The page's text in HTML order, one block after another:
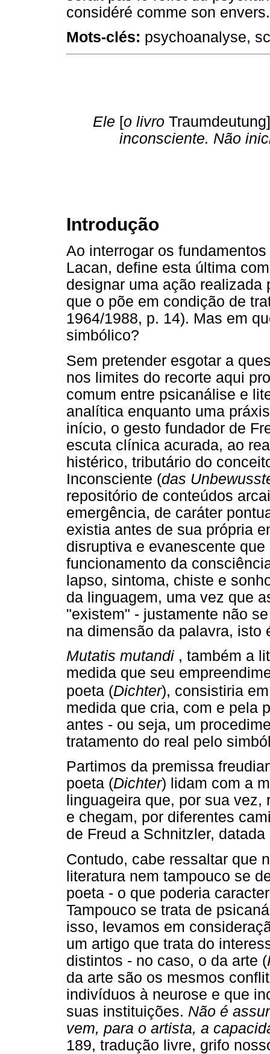
considéré comme son envers.
Mots-clés: psychoanalyse,
Ele [o livro Traumdeutung]
inconsciente. Não
Introdução
Ao interrogar os
Lacan, define esta última
designar uma ação realizada
que o põe em condição de
1964/1988, p. 14). Mas em
simbólico?
Sem pretender esgotar a
nos limites do recorte aqui
comum entre psicanálise e
analítica enquanto uma
início, o gesto fundador de
escuta clínica acurada, ao
histérico, tributário do
Inconsciente (das
repositório de conteúdos
emergência, de caráter
existia antes de sua própria
disruptiva e evanescente
funcionamento da
lapso, sintoma, chiste e
da linguagem, uma vez que
"existem" - justamente não
na dimensão da palavra, isto
Mutatis mutandi , também a
medida que seu
poeta (Dichter), consistiria
medida que cria, com e pela
antes - ou seja, um
tratamento do real pelo
Partimos da premissa
poeta (Dichter) lidam com a
linguageira que, por sua
e chegam, por diferentes
de Freud a Schnitzler,
Contudo, cabe ressaltar que
literatura nem tampouco se
poeta - o que poderia
Tampouco se trata de
isso, levamos em
um artigo que trata do
distintos - no caso, o da arte (
da arte são os mesmos
indivíduos à neurose e que
suas instituições. Não é
vem, para o artista, a
189, tradução livre, grifo